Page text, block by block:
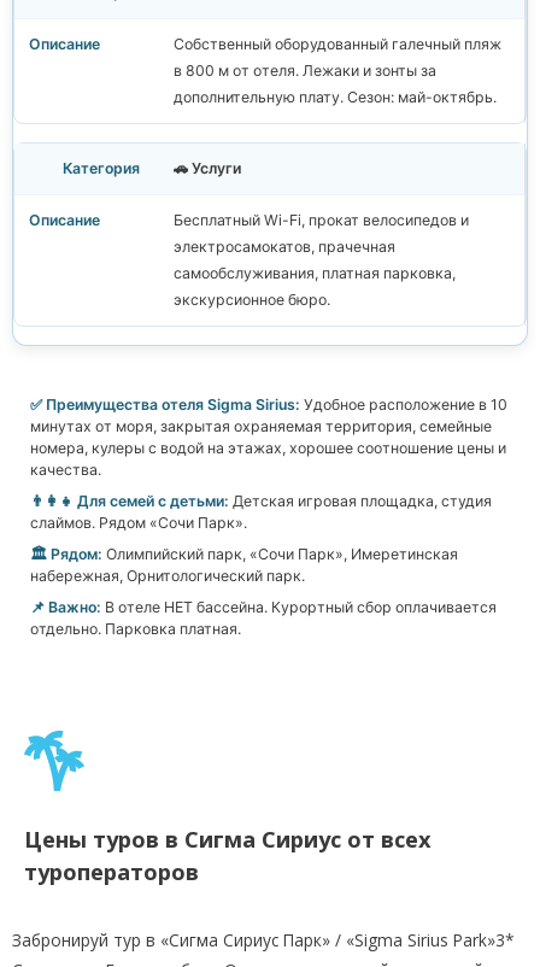
Собственный оборудованный галечный пляж
в 800 м от отеля. Лежаки и зонты за
дополнительную плату. Сезон: май-октябрь.
🚗 Услуги
Бесплатный Wi-Fi, прокат велосипедов и
электросамокатов, прачечная
самообслуживания, платная парковка,
экскурсионное бюро.
✅ Преимущества отеля Sigma Sirius: Удобное расположение в 10
минутах от моря, закрытая охраняемая территория, семейные
номера, кулеры с водой на этажах, хорошее соотношение цены и
качества.
👨‍👩‍👧 Для семей с детьми: Детская игровая площадка, студия
слаймов. Рядом «Сочи Парк».
🏛️ Рядом: Олимпийский парк, «Сочи Парк», Имеретинская
набережная, Орнитологический парк.
📌 Важно: В отеле НЕТ бассейна. Курортный сбор оплачивается
отдельно. Парковка платная.
Цены туров в Сигма Сириус от всех
туроператоров
Забронируй тур в «Сигма Сириус Парк» / «Sigma Sirius Park»3*